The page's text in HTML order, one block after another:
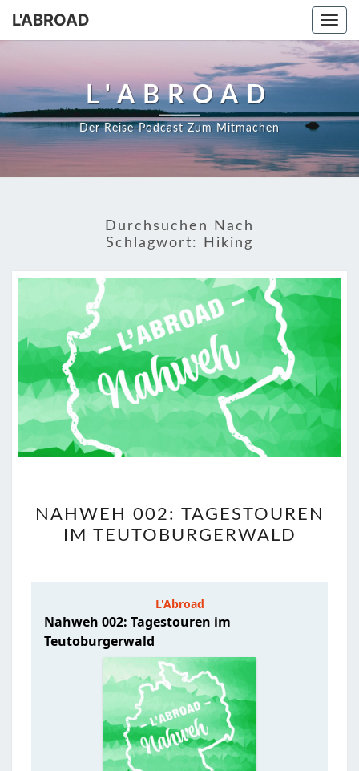
Skip
L'ABROAD
L'ABROAD
Der Reise-Podcast Zum Mitmachen
Durchsuchen Nach
Schlagwort:
Hiking
002:
TAGESTOUREN
NAHWEH 002: TAGESTOUREN
IM TEUTOBURGERWALD